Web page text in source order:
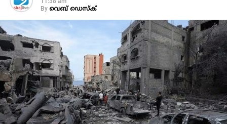
By വെബ് ഡെസ്‌ക്